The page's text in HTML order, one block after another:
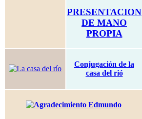
PRESENTACION
DE MANO
PROPIA
Conjugación de la
casa del rió